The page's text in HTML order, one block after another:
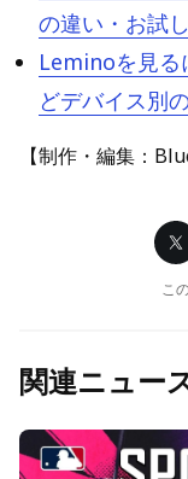
の違い・お試
Leminoを見る
どデバイス別
【制作・編集：
こ
関連ニュー